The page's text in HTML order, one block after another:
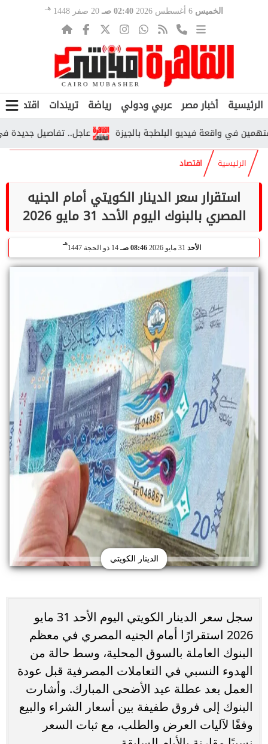
الخميس 02:40 صـ 20 صفر 1448 هـ
الرئيسية أخبار مصر عربي ودولي رياضة تريندات اقتصاد
عاجل.. تفاصيل جديدة في واقعة فيديو البلطجة بالجيزة
الرئيسية اقتصاد
استقرار سعر الدينار الكويتي أمام الجنيه
المصري بالبنوك اليوم الأحد 31 مايو 2026
الأحد 08:46 صـ 14 ذو الحجة 1447
هـ
الدينار الكويتي
سجل سعر الدينار الكويتي اليوم الأحد 31 مايو
2026 استقرارًا أمام الجنيه المصري في معظم
البنوك العاملة بالسوق المحلية، وسط حالة من
الهدوء النسبي في التعاملات المصرفية قبل عودة
العمل بعد عطلة عيد الأضحى المبارك. وأشارت
البنوك إلى فروق طفيفة بين أسعار الشراء والبيع
وفقًا لآليات العرض والطلب، مع ثبات السعر